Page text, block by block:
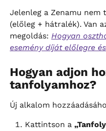
Jelenleg a Zenamu
(előleg + hátralék). Van
megoldás: Hogyan
esemény díját előlegre
Hogyan adjon
tanfolyamhoz?
Új alkalom
Kattintson a